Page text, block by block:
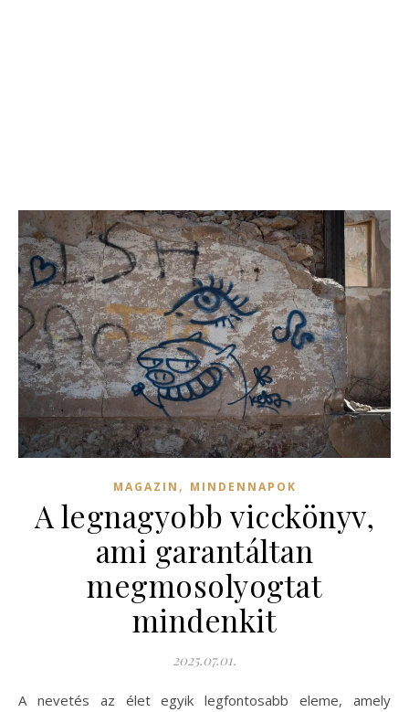
MAGAZIN , MINDENNAPOK
A legnagyobb vicckönyv,
ami garantáltan
megmosolyogtat
mindenkit
2025.07.01.
A nevetés az élet egyik legfontosabb eleme, amely